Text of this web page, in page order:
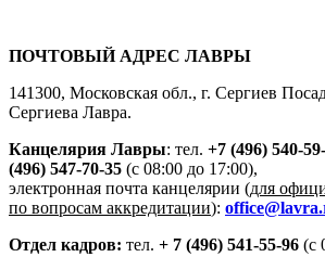
ПОЧТОВЫЙ АДРЕС ЛАВРЫ
141300, Московская обл., г. Сергиев
Сергиева Лавра.
Канцелярия Лавры: тел. +7 (496) 540-
(496) 547-70-35 (с 08:00 до 17:00),
электронная почта канцелярии (для
по вопросам аккредитации):
Отдел кадров: тел. + 7 (496) 541-55-96 (с